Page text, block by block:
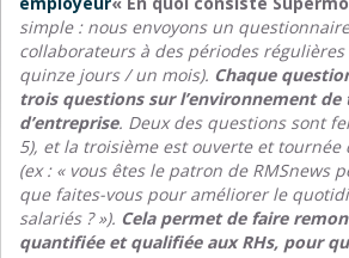
simple : nous envoyons un
collaborateurs à des périodes
quinze jours / un mois). Chaque
trois questions sur l’environnement de
d’entreprise. Deux des questions sont
5), et la troisième est ouverte et
(ex : « vous êtes le patron de RMSnews
que faites-vous pour améliorer le
salariés ? »). Cela permet de faire
quantifiée et qualifiée aux RHs, pour